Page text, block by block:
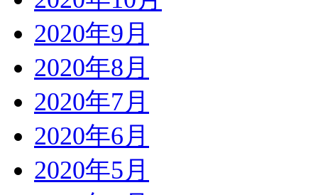
2020年9月
2020年8月
2020年7月
2020年6月
2020年5月